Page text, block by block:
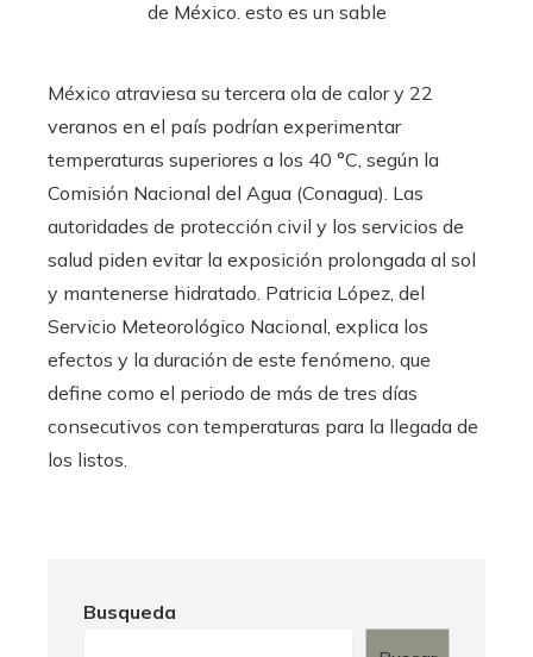
México atraviesa su tercera ola de calor y 22
veranos en el país podrían experimentar
temperaturas superiores a los 40 °C, según la
Comisión Nacional del Agua (Conagua). Las
autoridades de protección civil y los servicios de
salud piden evitar la exposición prolongada al sol
y mantenerse hidratado. Patricia López, del
Servicio Meteorológico Nacional, explica los
efectos y la duración de este fenómeno, que
define como el periodo de más de tres días
consecutivos con temperaturas para la llegada de
los listos.
Busqueda